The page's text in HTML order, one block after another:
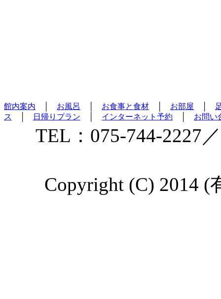
館内案内 お風呂 お食事と食材 お部屋
ス
日帰りプラン インターネット予約 お問い
TEL：075-744-2227
Copyright (C) 2014 (